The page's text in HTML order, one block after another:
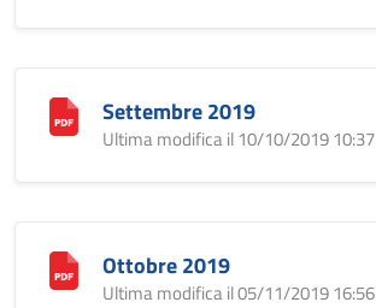
Settembre 2019
Ultima modifica il 10/10/2019 10:37
Ottobre 2019
Ultima modifica il 05/11/2019 16:56